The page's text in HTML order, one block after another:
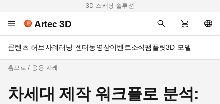
3D 스캐닝 솔루션
Artec 3D
콘텐츠 허브사례러닝 센터동영상이벤트소식팸플릿3D 모델
홈으로 응용 사례
차세대 제작 워크플로 분석: